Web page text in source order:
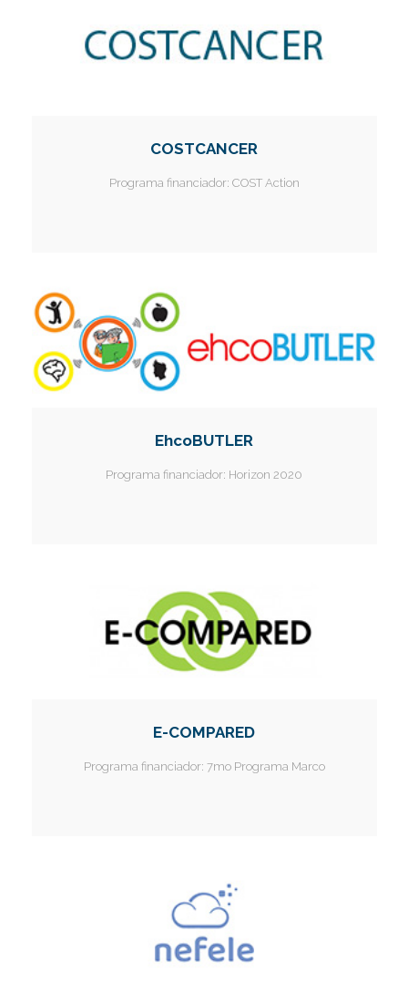
COSTCANCER
Programa financiador: COST Action
EhcoBUTLER
Programa financiador: Horizon 2020
E-COMPARED
Programa financiador: 7mo Programa Marco